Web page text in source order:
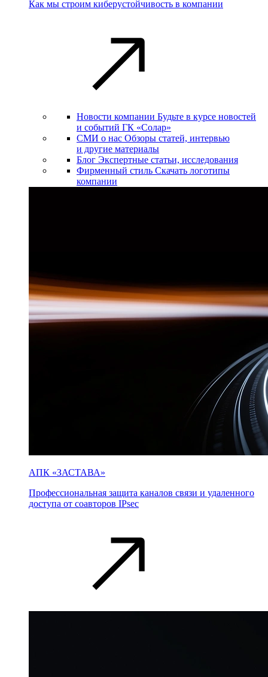
Как мы строим киберустойчивость в компании
Новости компании Будьте в курсе новостей
и событий ГК «Солар»
СМИ о нас Обзоры статей, интервью
и другие материалы
Блог Экспертные статьи, исследования
Фирменный стиль Скачать логотипы
компании
АПК «ЗАСТАВА»
Профессиональная защита каналов связи и удаленного
доступа от соавторов IPsec